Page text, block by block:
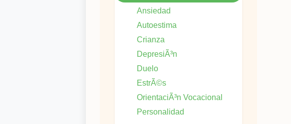
Ansiedad
Autoestima
Crianza
DepresiÃ³n
Duelo
EstrÃ©s
OrientaciÃ³n Vocacional
Personalidad